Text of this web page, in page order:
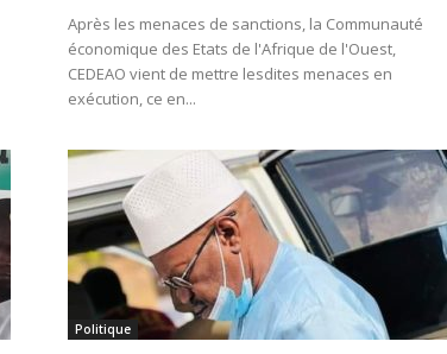
Après les menaces de sanctions, la Communauté
économique des Etats de l'Afrique de l'Ouest,
CEDEAO vient de mettre lesdites menaces en
exécution, ce en...
Politique